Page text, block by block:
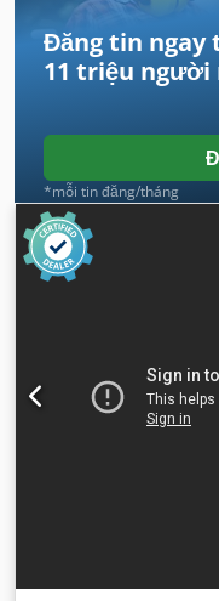
Đăng tin ngay
11 triệu người
*mỗi tin đăng/tháng